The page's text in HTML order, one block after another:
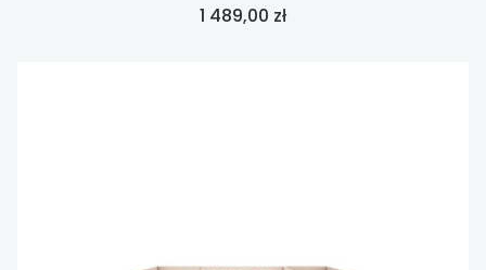
Cena
1 489,00 zł